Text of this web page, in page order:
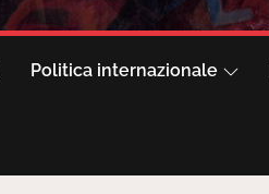
Politica internazionale